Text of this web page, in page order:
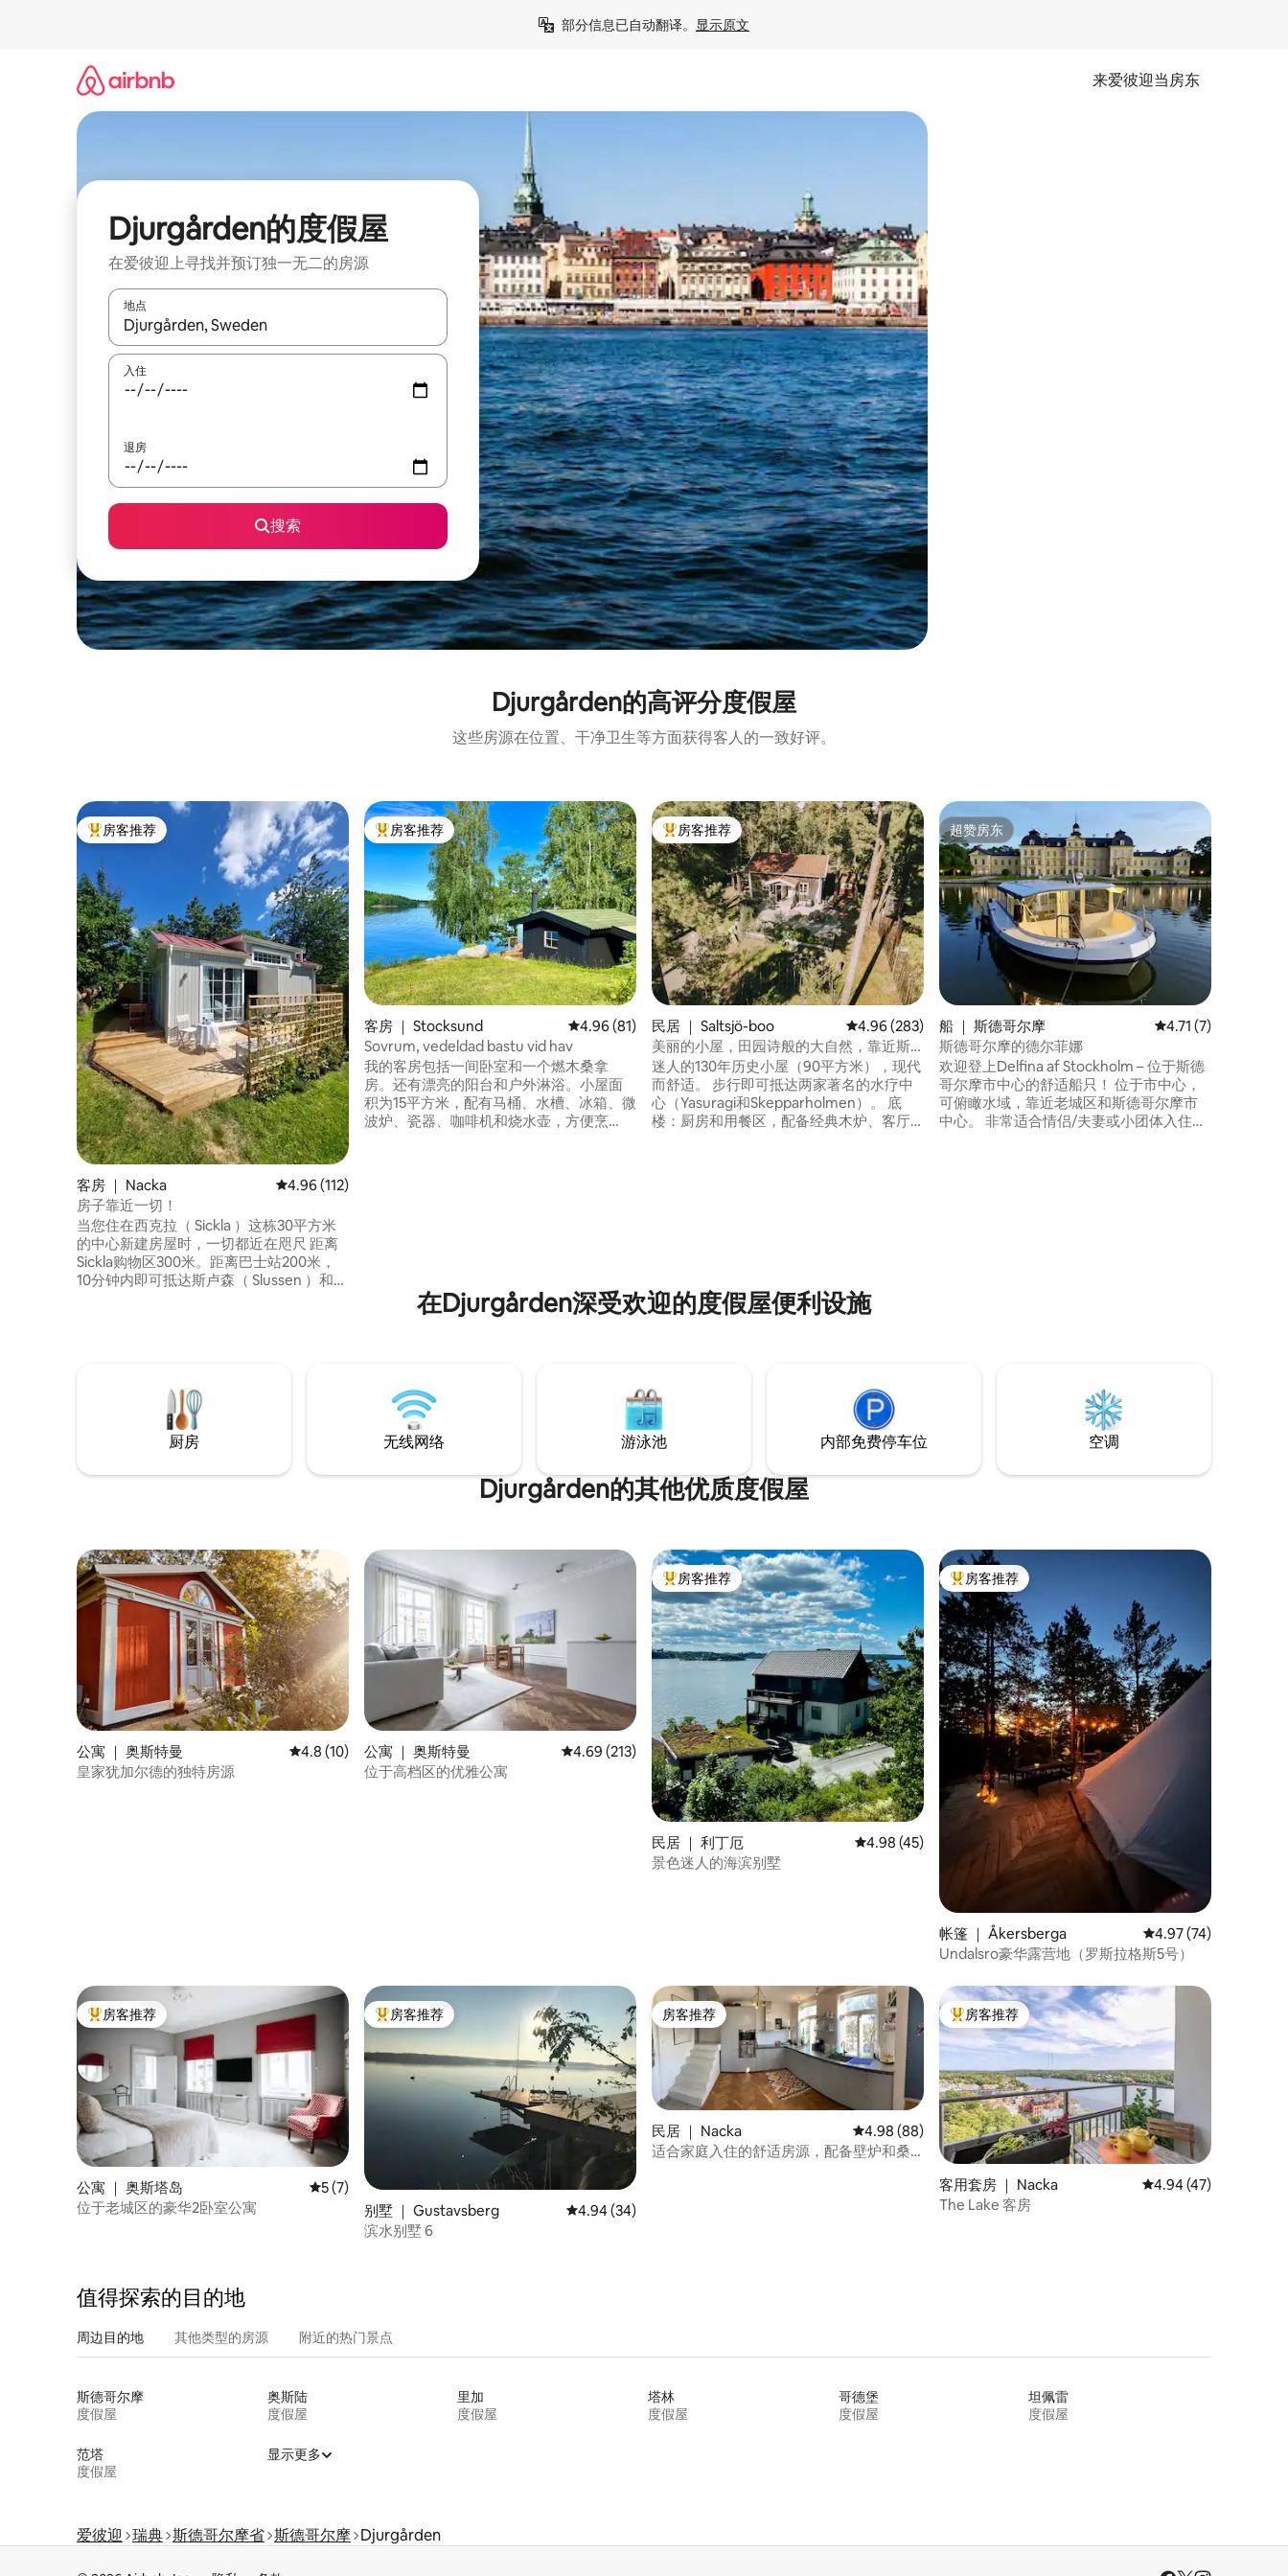
部分信息已自动翻译。 显示原文
来爱彼迎当房东
Djurgården的度假屋
在爱彼迎上寻找并预订独一无二的房源
地点
如有搜索结果，请使用上下方向键查看，或通过点击或滑动手势浏览。
入住
退房
搜索
Djurgården的高评分度假屋
这些房源在位置、干净卫生等方面获得客人的一致好评。
热门「房客推荐」
房客推荐
客房 ｜ Nacka 平均评分 4.96 分（满分 5 分），共 112 条评价
4.96 (112)
房子靠近一切！
当您住在西克拉（ Sickla ）这栋30平方米
的中心新建房屋时，一切都近在咫尺 距离
Sickla购物区300米。距离巴士站200米，
10分钟内即可抵达斯卢森（ Slussen ）和老
您也住在距离Nackareservatet仅一步之遥
的地方 包括现场停车位
热门「房客推荐」
房客推荐
客房 ｜ Stocksund 平均评分 4.96 分（满分 5 分），共 81 条评价
4.96 (81)
Sovrum, vedeldad bastu vid hav
我的客房包括一间卧室和一个燃木桑拿
房。还有漂亮的阳台和户外淋浴。小屋面
积为15平方米，配有马桶、水槽、冰箱、微
波炉、瓷器、咖啡机和烧水壶，方便烹
热门「房客推荐」
房客推荐
民居 ｜ Saltsjö-boo 平均评分 4.96 分（满分 5 分），共 283 条评价
4.96 (283)
美丽的小屋，田园诗般的大自然，靠近斯
德哥尔摩C
迷人的130年历史小屋（90平方米），现代
而舒适。 步行即可抵达两家著名的水疗中
心（Yasuragi和Skepparholmen）。 底
楼：厨房和用餐区，配备经典木炉、客厅
超赞房东
超赞房东
船 ｜ 斯德哥尔摩 平均评分 4.71 分（
4.71 (7)
斯德哥尔摩的德尔菲娜
欢迎登上Delfina af Stockholm – 位于斯德
哥尔摩市中心的舒适船只！ 位于市中心，
可俯瞰水域，靠近老城区和斯德哥尔摩市
中心。 非常适合情侣/夫妻或小团体入住：
在Djurgården深受欢迎的度假屋便利设施
厨房 无线网络 游泳池 内部免费停车位 空调
Djurgården的其他优质度假屋
公寓 ｜ 奥斯特曼 平均评分 4.8 分（满分 5 分），共 10 条评价
4.8 (10)
皇家犹加尔德的独特房源
公寓 ｜ 奥斯特曼 平均评分 4.69 分（满分 5 分），共 213 条评价
4.69 (213)
位于高档区的优雅公寓
热门「房客推荐」
房客推荐
民居 ｜ 利丁厄 平均评分 4.98 分（满分 5 分），共 45 条评价
4.98 (45)
景色迷人的海滨别墅
热门「房客推荐」
房客推荐
帐篷 ｜ Åkersberga 平均评分 4.97 分（满
4.97 (74)
Undalsro豪华露营地（罗斯拉格斯5号）
热门「房客推荐」
房客推荐
公寓 ｜ 奥斯塔岛 平均评分 5 分（满分 5 分），共 7 条评价
5 (7)
位于老城区的豪华2卧室公寓
热门「房客推荐」
房客推荐
别墅 ｜ Gustavsberg 平均评分 4.94 分（满分 5 分），共 34 条评价
4.94 (34)
滨水别墅 6
房客推荐
房客推荐
民居 ｜ Nacka 平均评分 4.98 分（满分 5 分），共 88 条评价
4.98 (88)
适合家庭入住的舒适房源，配备壁炉和桑
热门「房客推荐」
房客推荐
客用套房 ｜ Nacka 平均评分 4.94 分（满
4.94 (47)
The Lake 客房
值得探索的目的地
周边目的地 其他类型的房源 附近的热门景点
斯德哥尔摩
度假屋
奥斯陆
度假屋
里加
度假屋
塔林
度假屋
哥德堡
度假屋
坦佩雷
度假屋
范塔
度假屋
显示更多
爱彼迎 瑞典 斯德哥尔摩省 斯德哥尔摩 Djurgården